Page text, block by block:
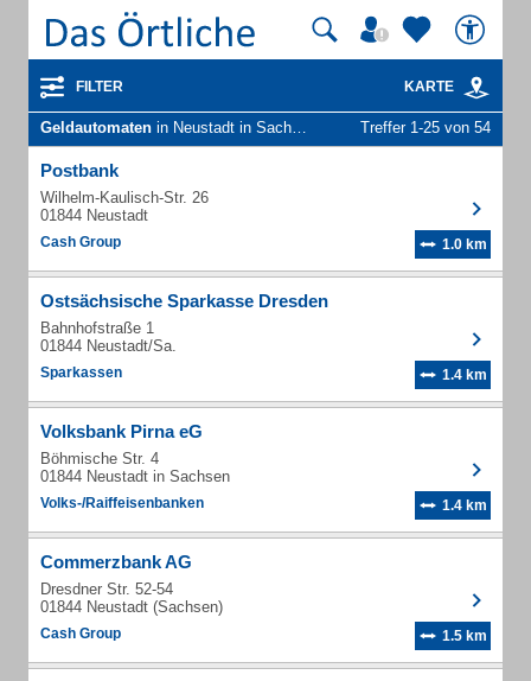
FILTER KARTE
Geldautomaten in Neustadt in Sachsen Treffer 1-25 von 54
Postbank
Wilhelm-Kaulisch-Str. 26
01844 Neustadt
Cash Group 1.0 km
Ostsächsische Sparkasse Dresden
Bahnhofstraße 1
01844 Neustadt/Sa.
Sparkassen 1.4 km
Volksbank Pirna eG
Böhmische Str. 4
01844 Neustadt in Sachsen
Volks-/Raiffeisenbanken 1.4 km
Commerzbank AG
Dresdner Str. 52-54
01844 Neustadt (Sachsen)
Cash Group 1.5 km